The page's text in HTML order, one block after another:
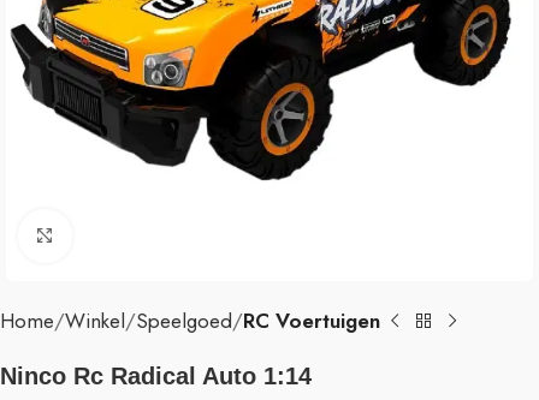
Home Winkel Speelgoed RC Voertuigen
Ninco Rc Radical Auto 1:14